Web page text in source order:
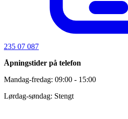
235 07 087
Åpningstider på telefon
Mandag-fredag: 09:00 - 15:00
Lørdag-søndag: Stengt